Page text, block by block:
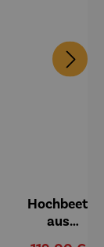
Hochbeet
aus